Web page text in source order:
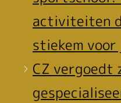
activiteiten
stiekem voor
CZ vergoedt